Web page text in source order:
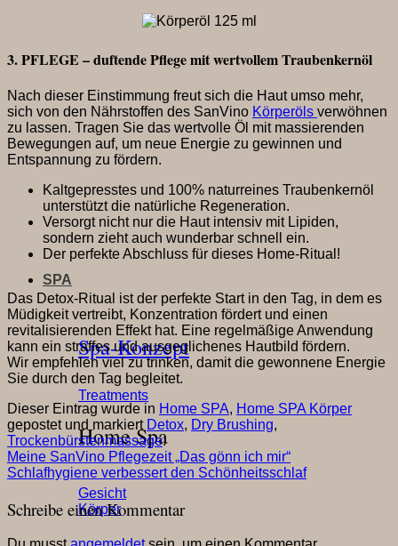
SPA
Spa-Konzept
Treatments
Home Spa
Gesicht
Körper
3. PFLEGE – duftende Pflege mit wertvollem Traubenkernöl
Nach dieser Einstimmung freut sich die Haut umso mehr,
sich von den Nährstoffen des SanVino Körperöls verwöhnen
zu lassen. Tragen Sie das wertvolle Öl mit massierenden
Bewegungen auf, um neue Energie zu gewinnen und
Entspannung zu fördern.
Kaltgepresstes und 100% naturreines Traubenkernöl
unterstützt die natürliche Regeneration.
Versorgt nicht nur die Haut intensiv mit Lipiden,
sondern zieht auch wunderbar schnell ein.
Der perfekte Abschluss für dieses Home-Ritual!
Das Detox-Ritual ist der perfekte Start in den Tag, in dem es
Müdigkeit vertreibt, Konzentration fördert und einen
revitalisierenden Effekt hat. Eine regelmäßige Anwendung
kann ein straffes und ausgeglichenes Hautbild fördern.
Wir empfehlen viel zu trinken, damit die gewonnene Energie
Sie durch den Tag begleitet.
Dieser Eintrag wurde in Home SPA, Home SPA Körper
gepostet und markiert Detox, Dry Brushing,
Trockenbürstenmassage.
Meine SanVino Pflegezeit „Das gönn ich mir“
Schlafhygiene verbessert den Schönheitsschlaf
Schreibe einen Kommentar